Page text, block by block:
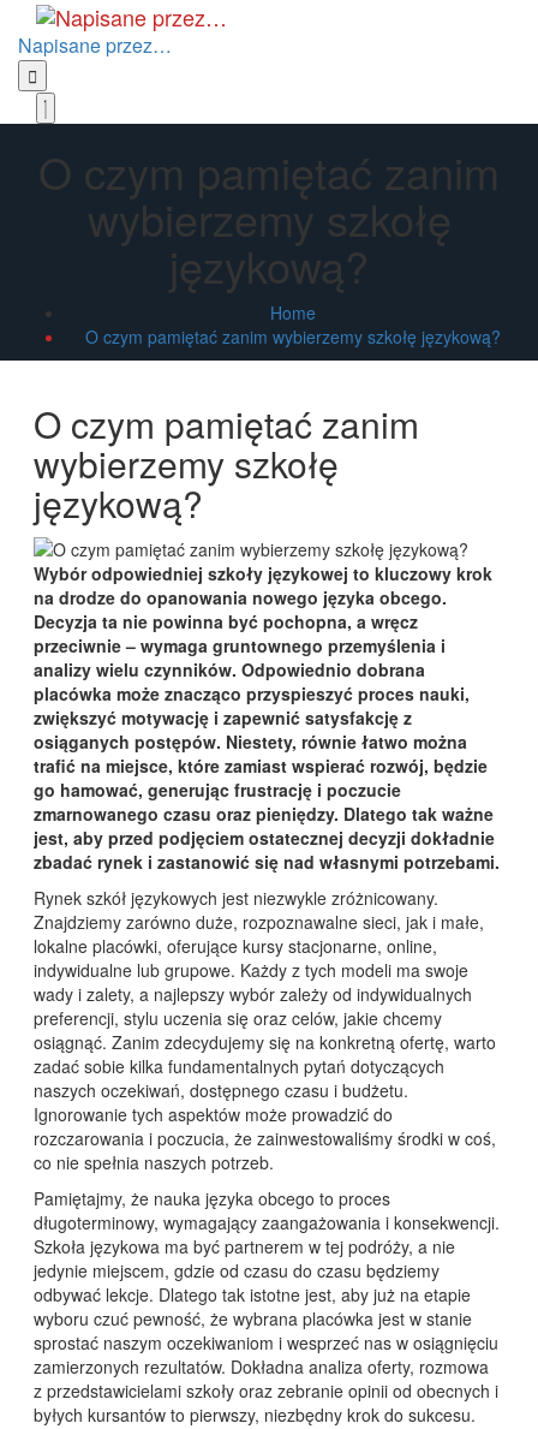
the
content
Napisane przez…
Primary
Menu
O czym pamiętać zanim
wybierzemy szkołę
językową?
Home
O czym pamiętać zanim wybierzemy szkołę językową?
O czym pamiętać zanim
wybierzemy szkołę
językową?
Wybór odpowiedniej szkoły językowej to kluczowy krok
na drodze do opanowania nowego języka obcego.
Decyzja ta nie powinna być pochopna, a wręcz
przeciwnie – wymaga gruntownego przemyślenia i
analizy wielu czynników. Odpowiednio dobrana
placówka może znacząco przyspieszyć proces nauki,
zwiększyć motywację i zapewnić satysfakcję z
osiąganych postępów. Niestety, równie łatwo można
trafić na miejsce, które zamiast wspierać rozwój, będzie
go hamować, generując frustrację i poczucie
zmarnowanego czasu oraz pieniędzy. Dlatego tak ważne
jest, aby przed podjęciem ostatecznej decyzji dokładnie
zbadać rynek i zastanowić się nad własnymi potrzebami.
Rynek szkół językowych jest niezwykle zróżnicowany.
Znajdziemy zarówno duże, rozpoznawalne sieci, jak i małe,
lokalne placówki, oferujące kursy stacjonarne, online,
indywidualne lub grupowe. Każdy z tych modeli ma swoje
wady i zalety, a najlepszy wybór zależy od indywidualnych
preferencji, stylu uczenia się oraz celów, jakie chcemy
osiągnąć. Zanim zdecydujemy się na konkretną ofertę, warto
zadać sobie kilka fundamentalnych pytań dotyczących
naszych oczekiwań, dostępnego czasu i budżetu.
Ignorowanie tych aspektów może prowadzić do
rozczarowania i poczucia, że zainwestowaliśmy środki w coś,
co nie spełnia naszych potrzeb.
Pamiętajmy, że nauka języka obcego to proces
długoterminowy, wymagający zaangażowania i konsekwencji.
Szkoła językowa ma być partnerem w tej podróży, a nie
jedynie miejscem, gdzie od czasu do czasu będziemy
odbywać lekcje. Dlatego tak istotne jest, aby już na etapie
wyboru czuć pewność, że wybrana placówka jest w stanie
sprostać naszym oczekiwaniom i wesprzeć nas w osiągnięciu
zamierzonych rezultatów. Dokładna analiza oferty, rozmowa
z przedstawicielami szkoły oraz zebranie opinii od obecnych i
byłych kursantów to pierwszy, niezbędny krok do sukcesu.